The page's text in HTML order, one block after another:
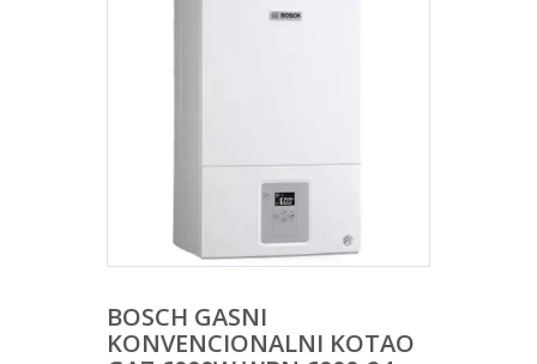
BOSCH GASNI
KONVENCIONALNI KOTAO